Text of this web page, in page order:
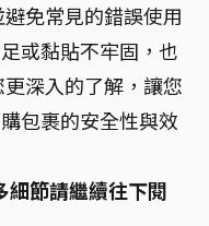
免常見的錯誤使用
或黏貼不牢固，也
深入的了解，讓您
包裹的安全性與效
節請繼續往下閱